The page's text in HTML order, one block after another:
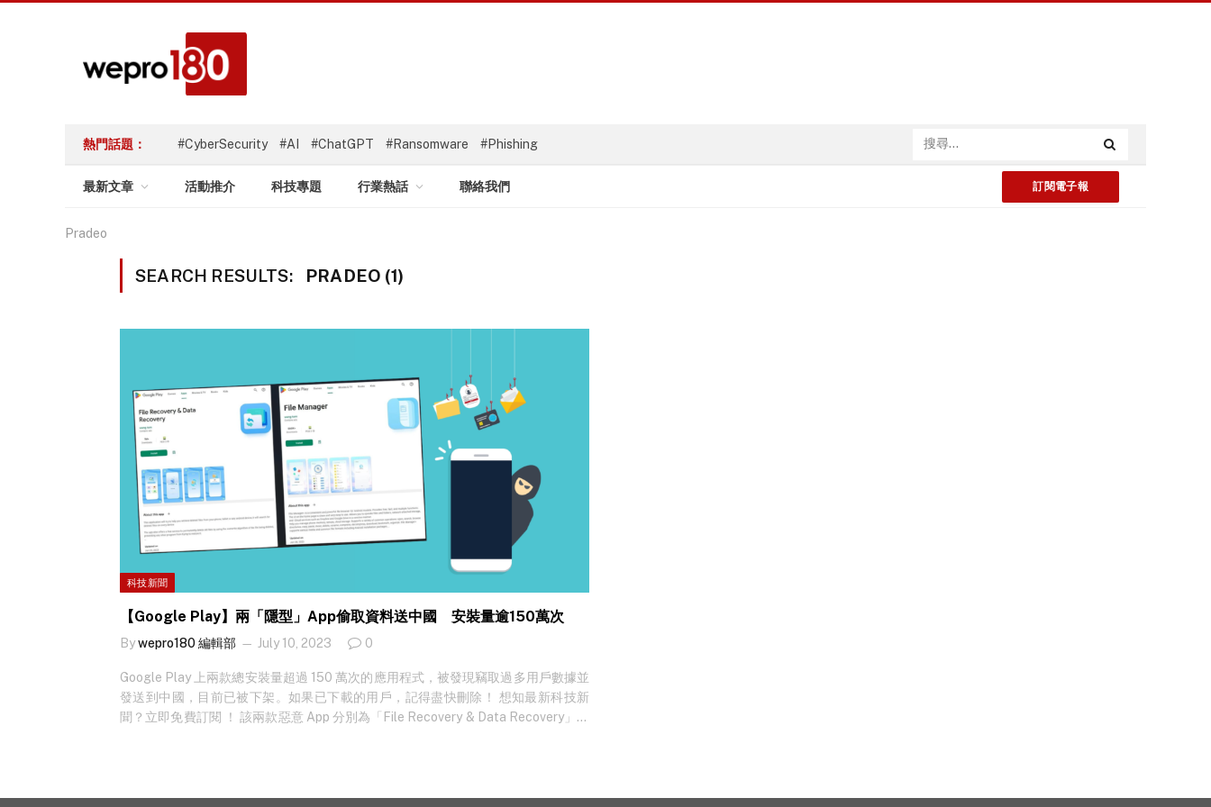
熱門話題： #CyberSecurity #AI #ChatGPT #Ransomware #Phishing
最新文章 活動推介 科技專題 行業熱話 聯絡我們 訂閱電子報
Pradeo
SEARCH RESULTS: PRADEO (1)
科技新聞
【Google Play】兩「隱型」App偷取資料送中國 安裝量逾150萬次
Bywepro180 編輯部 July 10, 2023 0
Google Play 上兩款總安裝量超過 150 萬次的應用程式，被發現竊取過多用戶數據並
發送到中國，目前已被下架。如果已下載的用戶，記得盡快刪除！ 想知最新科技新
聞？立即免費訂閱 ！ 該兩款惡意 App 分別為「File Recovery & Data Recovery」及